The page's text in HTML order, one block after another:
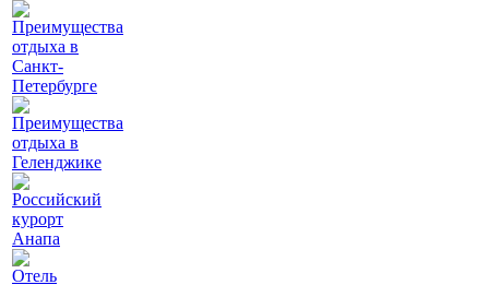
Преимущества
отдыха в
Санкт-
Петербурге
Преимущества
отдыха в
Геленджике
Российский
курорт
Анапа
Отель